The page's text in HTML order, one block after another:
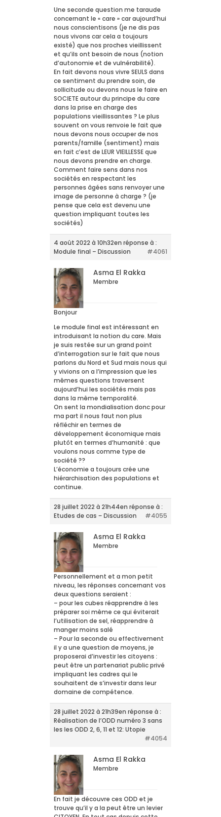
Une seconde question me taraude
concernant le « care » car aujourd’hui
nous conscientisons (je ne dis pas
nous vivons car cela a toujours
existé) que nos proches vieillissent
et qu’ils ont besoin de nous (notion
d’autonomie et de vulnérabilité).
En fait devons nous vivre SEULS dans
ce sentiment du prendre soin, de
sollicitude ou devons nous le faire en
SOCIETE autour du principe du care
dans la prise en charge des
populations vieillissantes ? Le plus
souvent on vous renvoie le fait que
nous devons nous occuper de nos
parents/famille (sentiment) mais
en fait c’est de LEUR VIEILLESSE que
nous devons prendre en charge.
Comment faire sens dans nos
sociétés en respectant les
personnes âgées sans renvoyer une
image de personne à charge ? (je
pense que cela est devenu une
question impliquant toutes les
sociétés)
4 août 2022 à 10h32en réponse à :
Module final – Discussion
#4061
Asma El Rakka
Membre
Bonjour
Le module final est intéressant en
introduisant la notion du care. Mais
je suis restée sur un grand point
d’interrogation sur le fait que nous
parlons du Nord et Sud mais nous qui
y vivions on a l’impression que les
mêmes questions traversent
aujourd’hui les sociétés mais pas
dans la même temporalité.
On sent la mondialisation donc pour
ma part il nous faut non plus
réfléchir en termes de
développement économique mais
plutôt en termes d’humanité : que
voulons nous comme type de
société ??
L’économie a toujours crée une
hiérarchisation des populations et
continue.
28 juillet 2022 à 21h44en réponse à :
Etudes de cas – Discussion
#4055
Asma El Rakka
Membre
Personnellement et a mon petit
niveau, les réponses concernant vos
deux questions seraient :
– pour les cubes réapprendre à les
préparer soi même ce qui éviterait
l’utilisation de sel, réapprendre à
manger moins salé
– Pour la seconde ou effectivement
il y a une question de moyens, je
proposerai d’investir les citoyens :
peut être un partenariat public privé
impliquant les cadres qui le
souhaitent de s’investir dans leur
domaine de compétence.
28 juillet 2022 à 21h39en réponse à :
Réalisation de l’ODD numéro 3 sans
les les ODD 2, 6, 11 et 12: Utopie
#4054
Asma El Rakka
Membre
En fait je découvre ces ODD et je
trouve qu’il y a la peut être un levier